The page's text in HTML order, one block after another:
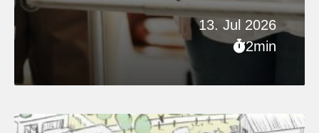
13. Jul 2026
2min